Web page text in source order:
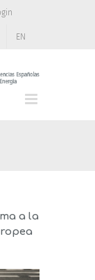
EN
a la